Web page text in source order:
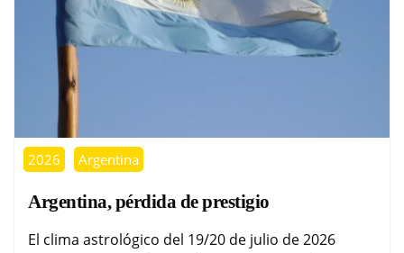
2026 Argentina
Argentina, pérdida de prestigio
El clima astrológico del 19/20 de julio de 2026